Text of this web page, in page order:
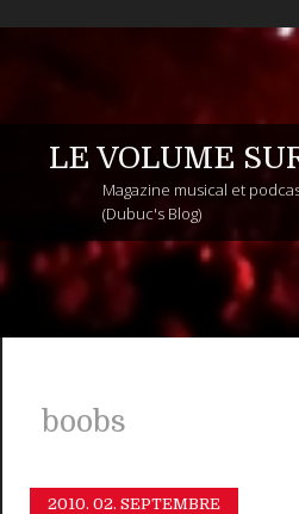
LE VOLUME
Magazine musical et
(Dubuc's Blog)
boobs
2010. 02. SEPTEMBRE